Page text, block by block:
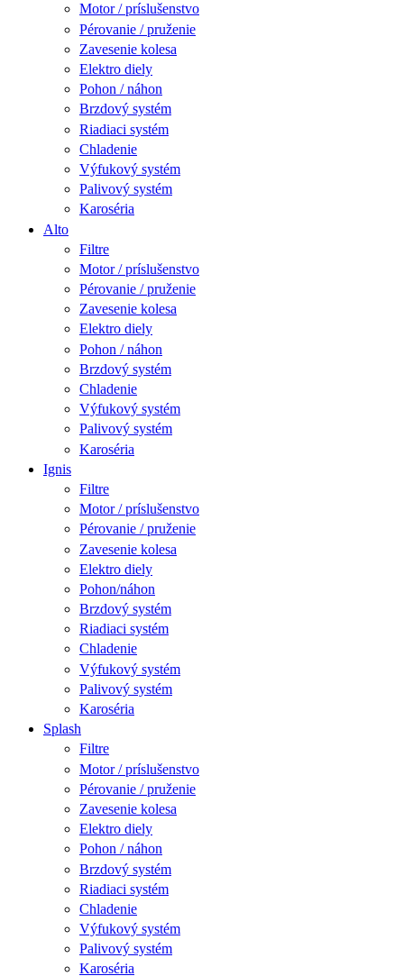
Motor / príslušenstvo
Pérovanie / pruženie
Zavesenie kolesa
Elektro diely
Pohon / náhon
Brzdový systém
Riadiaci systém
Chladenie
Výfukový systém
Palivový systém
Karoséria
Alto
Filtre
Motor / príslušenstvo
Pérovanie / pruženie
Zavesenie kolesa
Elektro diely
Pohon / náhon
Brzdový systém
Chladenie
Výfukový systém
Palivový systém
Karoséria
Ignis
Filtre
Motor / príslušenstvo
Pérovanie / pruženie
Zavesenie kolesa
Elektro diely
Pohon/náhon
Brzdový systém
Riadiaci systém
Chladenie
Výfukový systém
Palivový systém
Karoséria
Splash
Filtre
Motor / príslušenstvo
Pérovanie / pruženie
Zavesenie kolesa
Elektro diely
Pohon / náhon
Brzdový systém
Riadiaci systém
Chladenie
Výfukový systém
Palivový systém
Karoséria